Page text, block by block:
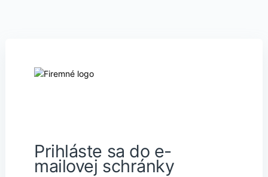
Prihláste sa do e-
mailovej schránky